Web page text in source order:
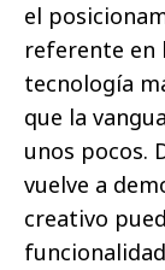
el
referente en
tecnología
que la
unos pocos.
vuelve a
creativo